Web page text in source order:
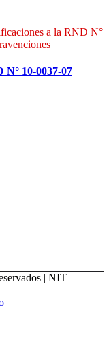
a la RND N°
N° 10-0037-07
| NIT